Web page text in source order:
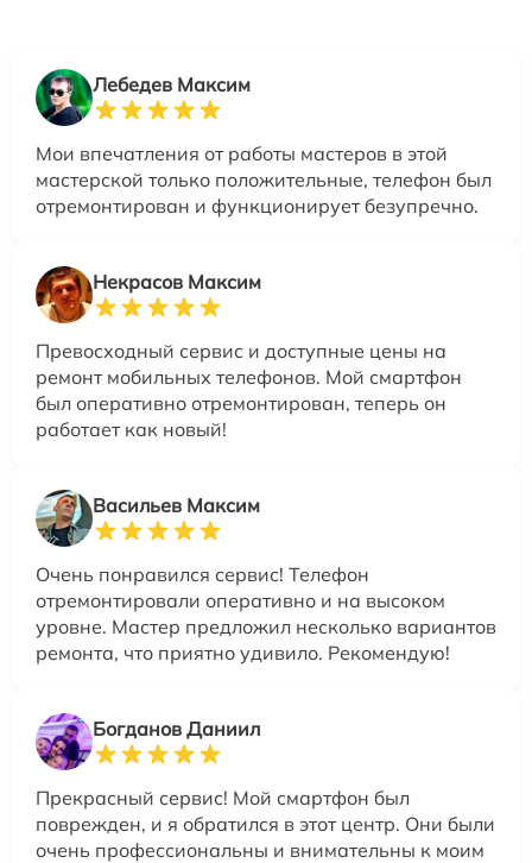
Лебедев Максим
Мои впечатления от работы мастеров в этой
мастерской только положительные, телефон был
отремонтирован и функционирует безупречно.
Некрасов Максим
Превосходный сервис и доступные цены на
ремонт мобильных телефонов. Мой смартфон
был оперативно отремонтирован, теперь он
работает как новый!
Васильев Максим
Очень понравился сервис! Телефон
отремонтировали оперативно и на высоком
уровне. Мастер предложил несколько вариантов
ремонта, что приятно удивило. Рекомендую!
Богданов Даниил
Прекрасный сервис! Мой смартфон был
поврежден, и я обратился в этот центр. Они были
очень профессиональны и внимательны к моим